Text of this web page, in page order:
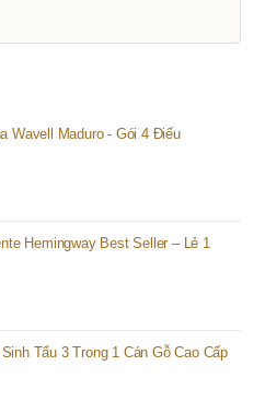
Wavell Maduro - Gói 4 Điếu
Hemingway Best Seller – Lẻ 1
Tẩu 3 Trong 1 Cán Gỗ Cao Cấp